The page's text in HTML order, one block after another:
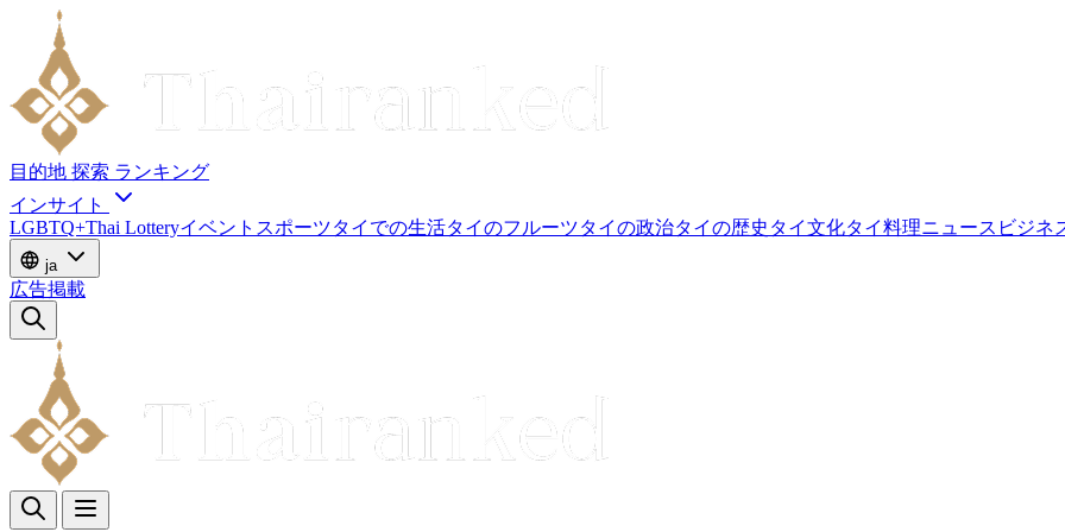
目的地 探索 ランキング
インサイト
LGBTQ+Thai Lotteryイベント スポーツタイでの生活タイのフルーツタイの政治タイの歴史 タイ文化タイ料理ニュース ビジネ
ja
広告掲載